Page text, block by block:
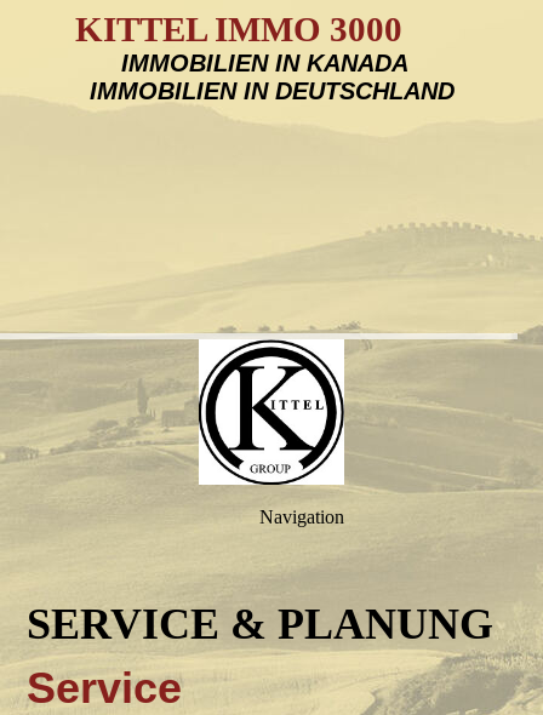
KITTEL IMMO 3000
IMMOBILIEN IN KANADA
IMMOBILIEN IN DEUTSCHLAND
Navigation
SERVICE & PLANUNG
Service